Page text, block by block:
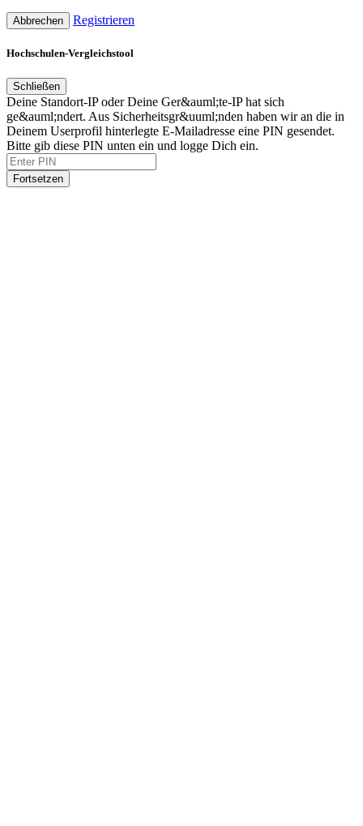
Abbrechen Registrieren
Hochschulen-Vergleichstool
Schließen
Deine Standort-IP oder Deine Ger&auml;te-IP hat sich
ge&auml;ndert. Aus Sicherheitsgr&uuml;nden haben wir an die in
Deinem Userprofil hinterlegte E-Mailadresse eine PIN gesendet.
Bitte gib diese PIN unten ein und logge Dich ein.
Fortsetzen